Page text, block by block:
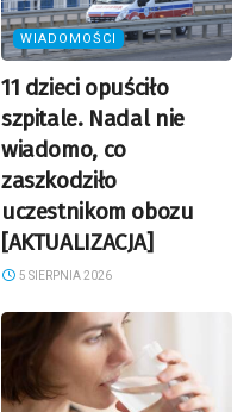
WIADOMOŚCI
11 dzieci opuściło
szpitale. Nadal nie
wiadomo, co
zaszkodziło
uczestnikom obozu
[AKTUALIZACJA]
5 SIERPNIA 2026